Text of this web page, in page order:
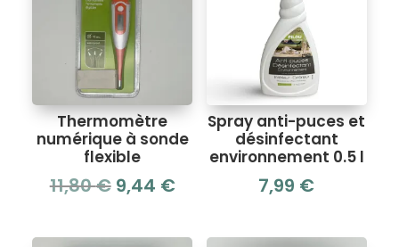
Thermomètre
numérique à sonde
flexible
11,80€ Le
initial
9,44 €Le
actuel
Spray anti-puces et
désinfectant
environnement 0.5 l
7,99 €